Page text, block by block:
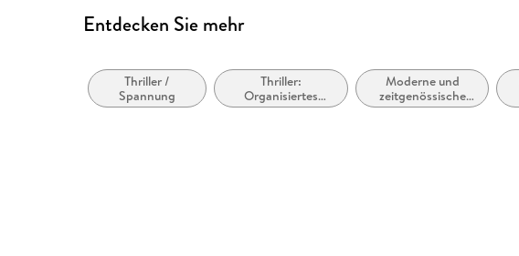
Entdecken Sie mehr
Thriller /
Spannung
Thriller:
Organisiertes
Verbrechen
Moderne und
zeitgenössische
Belletristik: